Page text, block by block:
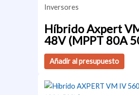
Inversores
Híbrido Axpert
48V (MPPT 80A
Añadir al presupuesto